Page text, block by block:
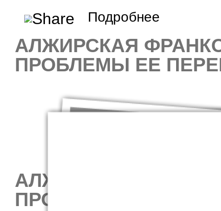
Подробнее
АЛЖИРСКАЯ
ПРОБЛЕМЫ ЕЕ
АЛЖИРСКАЯ
ПРОБЛЕМЫ ЕЕ